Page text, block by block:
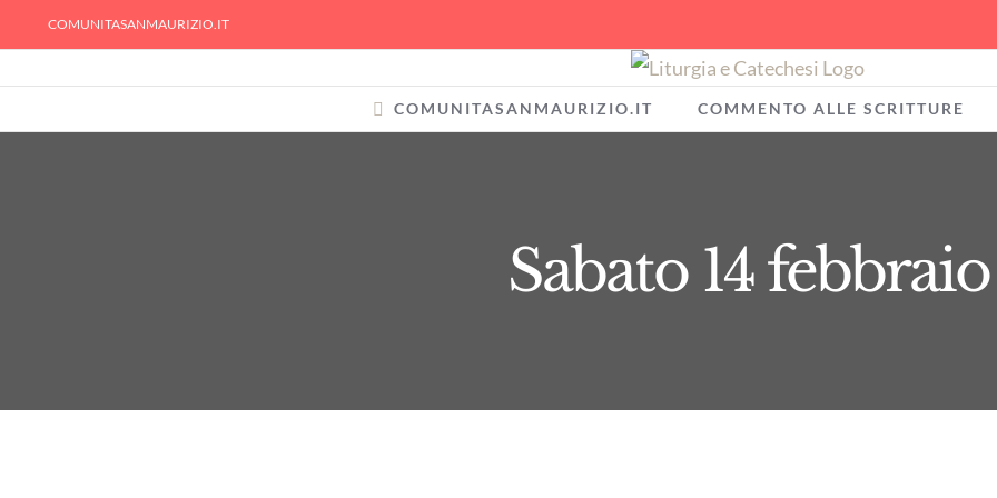
to
content
COMUNITASANMAURIZIO.IT
COMUNITASANMAURIZIO.IT COMMENTO ALLE SCRITTURE
Sabato 14 febbraio